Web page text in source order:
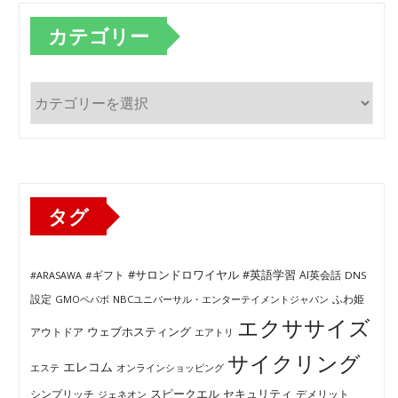
カテゴリー
テ
タグ
#ARASAWA #ギフト #サロンドロワイヤル #英語学習 AI英会話 DNS
設定 GMOペパボ NBCユニバーサル・エンターテイメントジャパン ふわ姫
アウトドア ウェブホスティング エアトリ エクササイズ
エステ エレコム オンラインショッピング サイクリング
シンプリッチ ジェネオン スピークエル セキュリティ デメリット